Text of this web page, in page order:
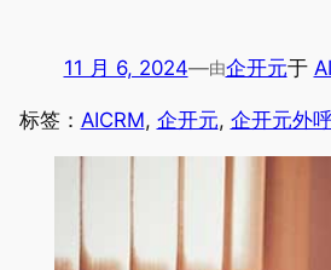
11 月 6, 2024—由企开元于
标签： AICRM, 企开元, 企开元外